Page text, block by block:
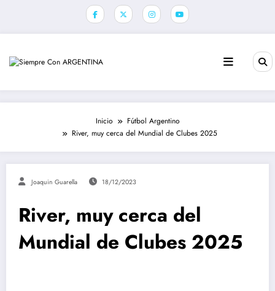
Inicio
Fútbol Argentino
River, muy cerca del Mundial de Clubes 2025
Joaquin Guarella 18/12/2023
River, muy cerca del
Mundial de Clubes 2025